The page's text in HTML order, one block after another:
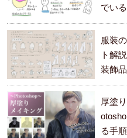
でい
服装
ト解
装飾
厚塗
る手